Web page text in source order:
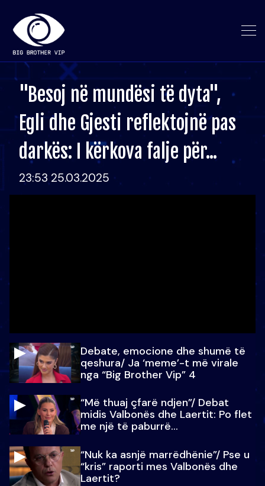
"Besoj në mundësi të dyta",
Egli dhe Gjesti reflektojnë pas
darkës: I kërkova falje për...
23:53 25.03.2025
Debate, emocione dhe shumë të
qeshura/ Ja ‘meme’-t më virale
nga “Big Brother Vip” 4
“Më thuaj çfarë ndjen”/ Debat
midis Valbonës dhe Laertit: Po flet
me një të paburrë...
“Nuk ka asnjë marrëdhënie”/ Pse u
“kris” raporti mes Valbonës dhe
Laertit?